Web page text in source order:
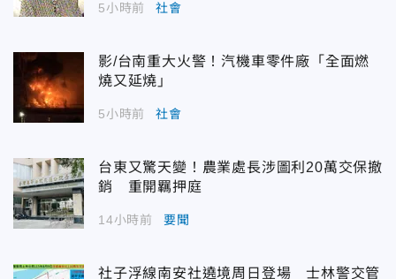
5小時前 社會
影/台南重大火警！汽機車零件廠「全面燃
燒又延燒」
5小時前 社會
台東又驚天變！農業處長涉圖利20萬交保撤
銷 重開羈押庭
14小時前 要聞
社子浮線南安社遶境周日登場 士林警交管